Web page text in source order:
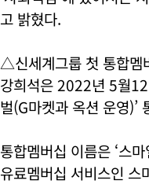
고 밝혔다.
△신세계그룹 첫 통합멤
강희석은 2022년 5월12
벌(G마켓과 옥션 운영)’
통합멤버십 이름은 ‘스
유료멤버십 서비스인 스